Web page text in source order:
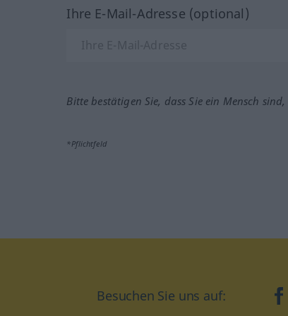
Ihre E-Mail-Adresse (optional)
Bitte bestätigen Sie, dass Sie ein Mensch
*Pflichtfeld
Besuchen Sie uns auf: